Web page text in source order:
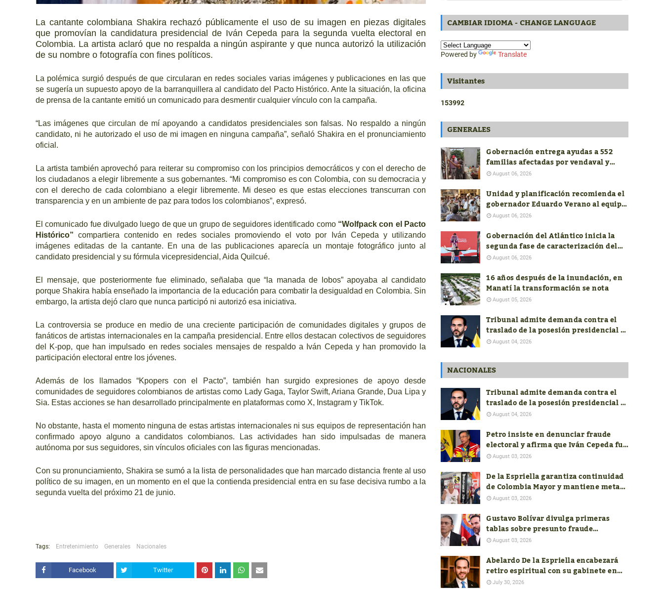
La cantante colombiana Shakira rechazó públicamente el uso de su imagen en piezas digitales
que promovían la candidatura presidencial de Iván Cepeda para la segunda vuelta electoral en
Colombia. La artista aclaró que no respalda a ningún aspirante y que nunca autorizó la utilización
de su nombre o fotografía con fines políticos.
La polémica surgió después de que circularan en redes sociales varias imágenes y publicaciones en las que
se sugería un supuesto apoyo de la barranquillera al candidato del Pacto Histórico. Ante la situación, la oficina
de prensa de la cantante emitió un comunicado para desmentir cualquier vínculo con la campaña.
“Las imágenes que circulan de mí apoyando a candidatos presidenciales son falsas. No respaldo a ningún
candidato, ni he autorizado el uso de mi imagen en ninguna campaña”, señaló Shakira en el pronunciamiento
oficial.
La artista también aprovechó para reiterar su compromiso con los principios democráticos y con el derecho de
los ciudadanos a elegir libremente a sus gobernantes. “Mi compromiso es con Colombia, con su democracia y
con el derecho de cada colombiano a elegir libremente. Mi deseo es que estas elecciones transcurran con
transparencia y en un ambiente de paz para todos los colombianos”, expresó.
El comunicado fue divulgado luego de que un grupo de seguidores identificado como “Wolfpack con el Pacto
Histórico” compartiera contenido en redes sociales promoviendo el voto por Iván Cepeda y utilizando
imágenes editadas de la cantante. En una de las publicaciones aparecía un montaje fotográfico junto al
candidato presidencial y su fórmula vicepresidencial, Aida Quilcué.
El mensaje, que posteriormente fue eliminado, señalaba que “la manada de lobos” apoyaba al candidato
porque Shakira había enseñado la importancia de la educación para combatir la desigualdad en Colombia. Sin
embargo, la artista dejó claro que nunca participó ni autorizó esa iniciativa.
La controversia se produce en medio de una creciente participación de comunidades digitales y grupos de
fanáticos de artistas internacionales en la campaña presidencial. Entre ellos destacan colectivos de seguidores
del K-pop, que han impulsado en redes sociales mensajes de respaldo a Iván Cepeda y han promovido la
participación electoral entre los jóvenes.
Además de los llamados “Kpopers con el Pacto”, también han surgido expresiones de apoyo desde
comunidades de seguidores colombianos de artistas como Lady Gaga, Taylor Swift, Ariana Grande, Dua Lipa y
Sia. Estas acciones se han desarrollado principalmente en plataformas como X, Instagram y TikTok.
No obstante, hasta el momento ninguna de estas artistas internacionales ni sus equipos de representación han
confirmado apoyo alguno a candidatos colombianos. Las actividades han sido impulsadas de manera
autónoma por sus seguidores, sin vínculos oficiales con las figuras mencionadas.
Con su pronunciamiento, Shakira se sumó a la lista de personalidades que han marcado distancia frente al uso
político de su imagen, en un momento en el que la contienda presidencial entra en su fase decisiva rumbo a la
segunda vuelta del próximo 21 de junio.
Tags: Entretenimiento Generales Nacionales
Facebook Twitter
CAMBIAR IDIOMA - CHANGE LANGUAGE
Powered by Translate
Visitantes
153992
GENERALES
Gobernación entrega ayudas a 552
familias afectadas por vendaval y
avanza con la reconstrucción de 19
August 06, 2026
Unidad y planificación recomienda el
gobernador Eduardo Verano al equipo
de costeños en el nuevo Gobierno
August 06, 2026
Gobernación del Atlántico inicia la
segunda fase de caracterización del
ADN Cultural
August 06, 2026
16 años después de la inundación, en
Manatí la transformación se nota
August 05, 2026
Tribunal admite demanda contra el
traslado de la posesión presidencial a
Cali y pide soportes jurídicos,
August 04, 2026
NACIONALES
Tribunal admite demanda contra el
traslado de la posesión presidencial a
Cali y pide soportes jurídicos,
August 04, 2026
Petro insiste en denunciar fraude
electoral y afirma que Iván Cepeda fue
el verdadero ganador de las
August 03, 2026
De la Espriella garantiza continuidad
de Colombia Mayor y mantiene meta
de aumentar el subsidio a $400.000
August 03, 2026
Gustavo Bolívar divulga primeras
tablas sobre presunto fraude
electoral; autoridades aún no
August 03, 2026
Abelardo De la Espriella encabezará
retiro espiritual con su gabinete en
Barranquilla antes de asumir la
July 30, 2026